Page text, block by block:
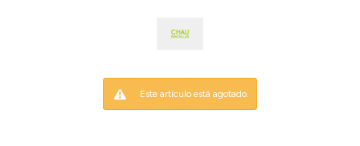
Este artículo está agotado.